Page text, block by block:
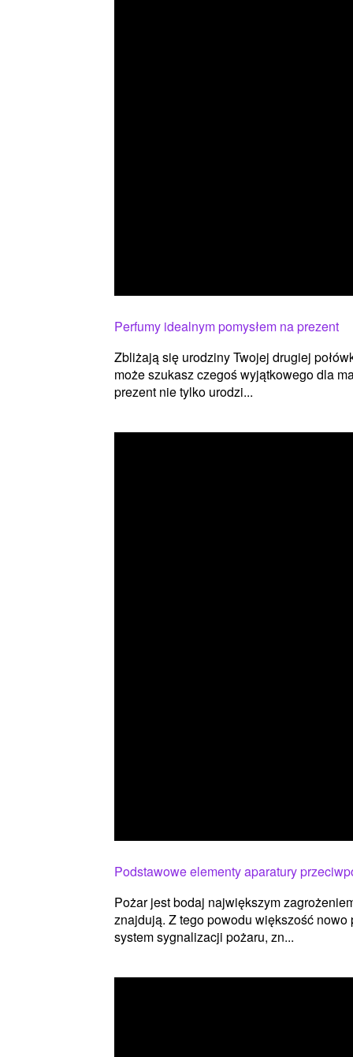
Perfumy idealnym pomysłem na prezent
Zbliżają się urodziny Twojej drugiej
może szukasz czegoś wyjątkowego dla
prezent nie tylko urodzi...
Podstawowe elementy aparatury
Pożar jest bodaj największym
znajdują. Z tego powodu większość
system sygnalizacji pożaru, zn...